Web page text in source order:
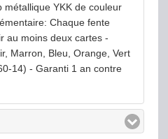
YKK de couleur
Chaque fente
au moins deux cartes -
Marron, Bleu, Orange, Vert
14) - Garanti 1 an contre